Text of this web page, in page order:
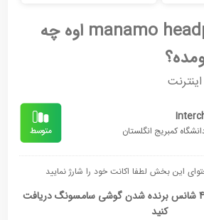
اوه چه
کمبریج انگلستان
این بخش لطفا اکانت خود را شارژ نمایید
با خرید اشتراک 1 ساله، 4 شانس برنده شدن گوشی سامسونگ دریافت
کنید